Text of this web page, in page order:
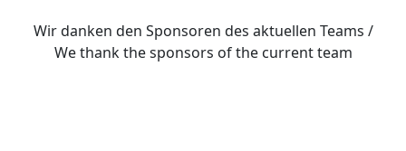
Wir danken den Sponsoren des aktuellen Teams /
We thank the sponsors of the current team